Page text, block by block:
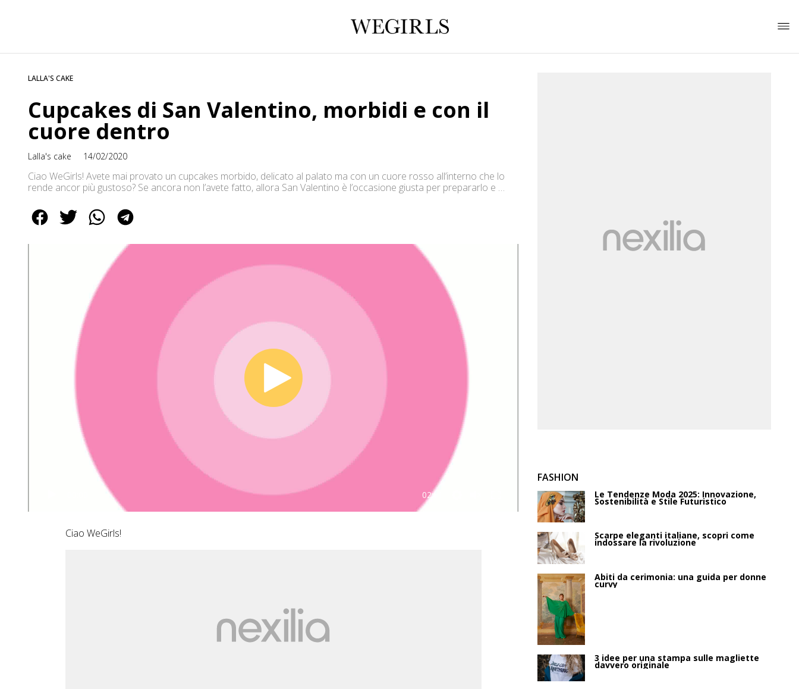
LALLA'S CAKE
Cupcakes di San Valentino, morbidi e con il
cuore dentro
Lalla's cake 14/02/2020
Ciao WeGirls! Avete mai provato un cupcakes morbido, delicato al palato ma con un cuore rosso all’interno che lo
rende ancor più gustoso? Se ancora non l’avete fatto, allora San Valentino è l’occasione giusta per prepararlo e
deliziosi cupcakes che al […]
02:01
Ciao WeGirls!
FASHION
Le Tendenze Moda 2025: Innovazione,
Sostenibilità e Stile Futuristico
Scarpe eleganti italiane, scopri come
indossare la rivoluzione
Abiti da cerimonia: una guida per donne
curvy
3 idee per una stampa sulle magliette
davvero originale